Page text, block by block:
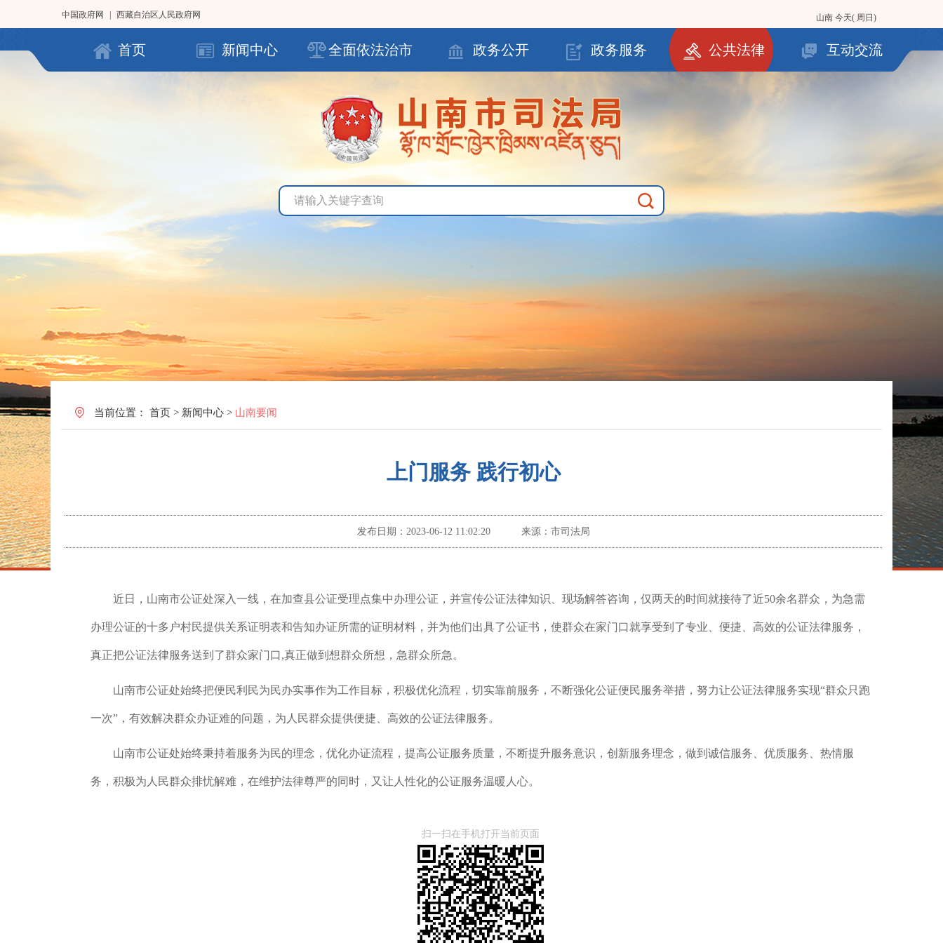
中国政府网 西藏自治区人民政府网 山南 今天( 周日)
首页 新闻中心 全面依法治市 政务公开 政务服务 公共法律 互动交流
当前位置： 首页 > 新闻中心 > 山南要闻
上门服务 践行初心
发布日期： 2023-06-12 11:02:20 来源： 市司法局
近 日 ， 山南市公证处深入一线，在加查县公证受理点集中办理公证，并宣传公证法律知识、现场解答咨询，仅两天的时间就接待了近50余名群众，为急需
办理公证的十多户村民提供关系证明表和告知办证所需的证明材料，并为他们出具了公证书，使群众在家门口就享受到了专业、便捷、高效的公证法律服务，
真正把公证法律服务送到了群众家门口,真正做到想群众所想，急群众所急。
山南市公证处始终把便民利民为民办实事作为工作目标 ， 积极优化流程，切实靠前服务，不断强化公证便民服务举措，努力让公证法律服务实现“群众只跑
一次”，有效解决群众办证难的问题，为人民群众提供便捷、高效的公证法律服务。
山南市公证处始终秉持着服务为民的理念，优化办证流程，提高公证服务质量，不断提升服务意识，创新服务理念，做到诚信服务、优质服务、热情服
务 ， 积极为人民群众排忧解难，在维护法律尊严的同时，又让人性化的公证服务温暖人心。
扫一扫在手机打开当前页面